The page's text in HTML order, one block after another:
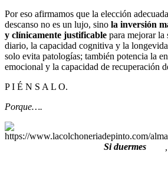
Por eso afirmamos que la elección
descanso no es un lujo, sino la inversión
y clínicamente justificable para mejorar la
diario, la capacidad cognitiva y la
solo evita patologías; también potencia la
emocional y la capacidad de recuperación
P I É N S A L O.
Porque….
Si duermes ,